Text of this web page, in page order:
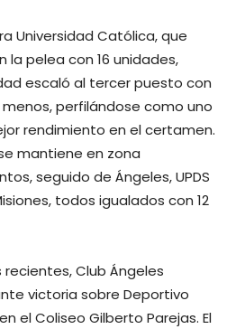
Universidad Católica, que
la pelea con 16 unidades,
escaló al tercer puesto con
perfilándose como uno
rendimiento en el certamen.
mantiene en zona
seguido de Ángeles, UPDS
todos igualados con 12
Club Ángeles
victoria sobre Deportivo
el Coliseo Gilberto Parejas. El